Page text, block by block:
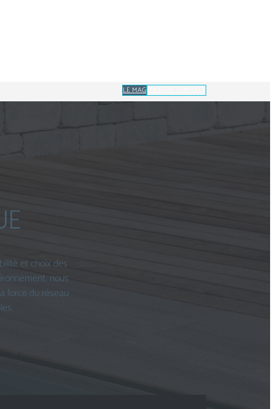
LE MAG
et choix des
nous
force du réseau